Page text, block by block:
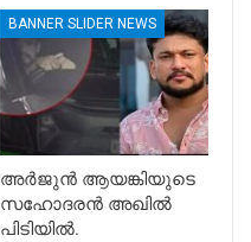
BANNER SLIDER NEWS
അർജുൻ ആയങ്കിയുടെ
സഹോദരൻ അഖിൽ
പിടിയിൽ.